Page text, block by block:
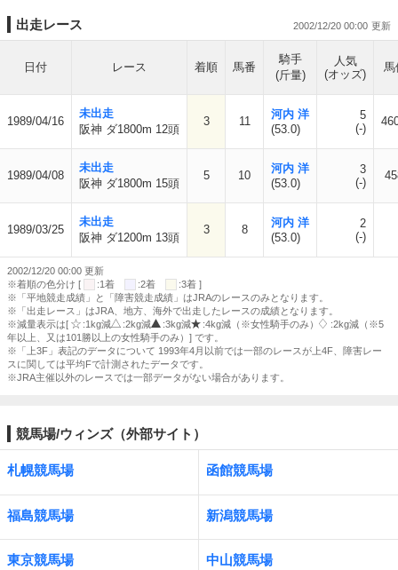
出走レース 2002/12/20 00:00
日付 レース 着順 馬番
騎手
(斤量)
人気
(オッズ)
馬
1989/04/16
未出走
阪神 ダ1800m 12頭
3 11
河内 洋
(53.0)
5
(-)
1989/04/08
未出走
阪神 ダ1800m 15頭
5 10
河内 洋
(53.0)
3
(-)
1989/03/25
未出走
阪神 ダ1200m 13頭
3 8
河内 洋
(53.0)
2
(-)
2002/12/20 00:00 更新
※着順の色分け [
:1着 :2着
:3着 ]
※「平地競走成績」と「障害競走成績」はJRAのレースのみとなります。
※「出走レース」はJRA、地方、海外で出走したレースの成績となります。
※減量表示は[
:1kg減 :2kg減 :3kg減 :4kg減（※女性騎手のみ）
:2kg減（※5
年以上、又は101勝以上の女性騎手のみ）] です。
※「上3F」表記のデータについて 1993年4月以前では一部のレースが上4F、障害レー
スに関しては平均Fで計測されたデータです。
※JRA主催以外のレースでは一部データがない場合があります。
競馬場/ウィンズ（外部サイト）
札幌競馬場 函館競馬場
福島競馬場 新潟競馬場
東京競馬場 中山競馬場